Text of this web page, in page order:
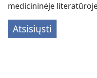
medicininėje
Atsisiųsti